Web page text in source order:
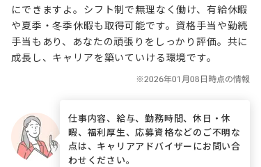
にできますよ。シフト制で無理なく働け、有給休暇
や夏季・冬季休暇も取得可能です。資格手当や勤続
手当もあり、あなたの頑張りをしっかり評価。共に
成長し、キャリアを築いていける環境です。
仕事内容、給与、勤務時間、休日・休
暇、福利厚生、応募資格などのご不明な
点は、キャリアアドバイザーにお問い合
わせください。